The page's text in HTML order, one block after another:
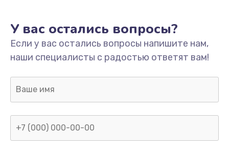
Не включается
1400 руб.
Заказать
800 руб.
У вас остались вопросы?
Если у вас остались вопросы напишите нам,
наши специалисты с радостью ответят вам!